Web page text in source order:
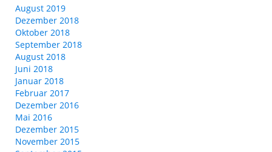
August 2019
Dezember 2018
Oktober 2018
September 2018
August 2018
Juni 2018
Januar 2018
Februar 2017
Dezember 2016
Mai 2016
Dezember 2015
November 2015